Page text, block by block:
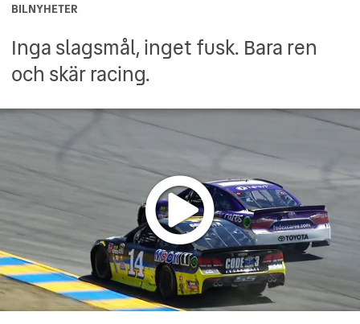
BILNYHETER
Inga slagsmål, inget fusk. Bara ren
och skär racing.